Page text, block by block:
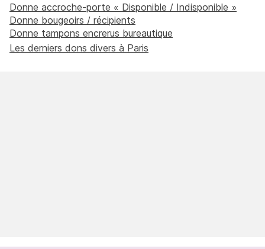
Donne accroche-porte « Disponible / Indisponible »
Donne bougeoirs / récipients
Donne tampons encrerus bureautique
Les derniers dons divers à Paris